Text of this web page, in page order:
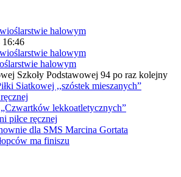
16:46
halowym
Szkoły Podstawowej 94 po raz kolejny
Siatkowej ,,szóstek mieszanych”
lekkoatletycznych”
piłce ręcznej
dla SMS Marcina Gortata
ma finiszu